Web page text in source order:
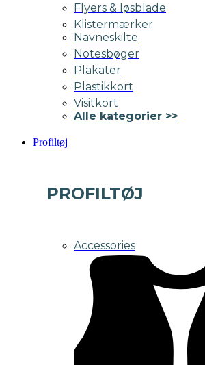
Flyers & løsblade
Klistermærker
Navneskilte
Notesbøger
Plakater
Plastikkort
Visitkort
Alle kategorier >>
Profiltøj
PROFILTØJ
Accessories